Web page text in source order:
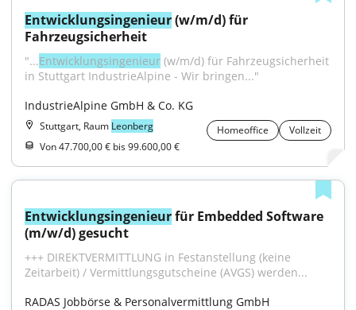
Entwicklungsingenieur (w/m/d) für
Fahrzeugsicherheit
"...Entwicklungsingenieur (w/m/d) für Fahrzeugsicherheit
in Stuttgart IndustrieAlpine - Wir bringen..."
IndustrieAlpine GmbH & Co. KG
Stuttgart, Raum Leonberg Homeoffice
Vollzeit
Von 47.700,00 € bis 99.600,00 €
Entwicklungsingenieur für Embedded Software
(m/w/d) gesucht
+++ DIREKTVERMITTLUNG in Festanstellung (keine
Zeitarbeit) / Vermittlungsgutscheine (AVGS) werden...
RADAS Jobbörse & Personalvermittlung GmbH